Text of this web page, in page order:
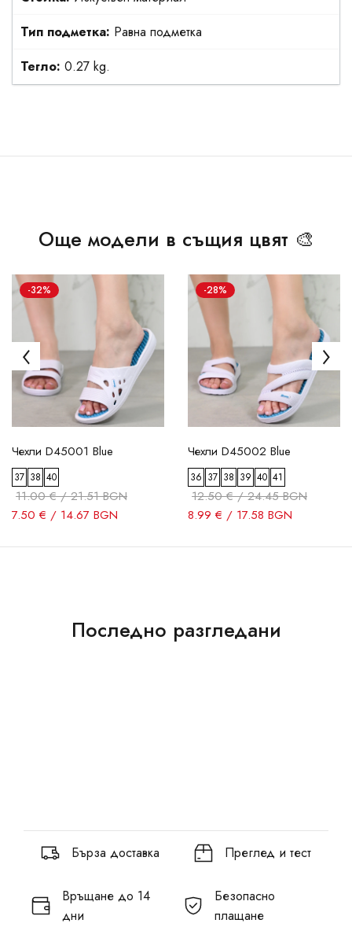
Тип подметка: Равна подметка
Тегло: 0.27 kg.
Още модели в същия цвят 🎨
-32%
Чехли D45001 Blue
37 38 40
11.00 € / 21.51 BGN
7.50 € / 14.67 BGN
-28%
Чехли D45002 Blue
36 37 38 39 40 41
12.50 € / 24.45 BGN
8.99 € / 17.58 BGN
Последно разгледани
Бърза доставка Преглед и тест
Връщане до 14
дни
Безопасно
плащане